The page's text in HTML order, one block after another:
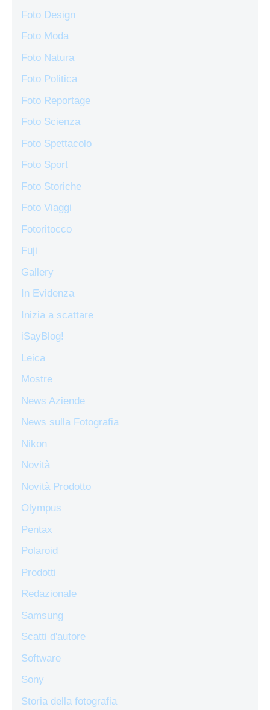
Foto Design
Foto Moda
Foto Natura
Foto Politica
Foto Reportage
Foto Scienza
Foto Spettacolo
Foto Sport
Foto Storiche
Foto Viaggi
Fotoritocco
Fuji
Gallery
In Evidenza
Inizia a scattare
iSayBlog!
Leica
Mostre
News Aziende
News sulla Fotografia
Nikon
Novità
Novità Prodotto
Olympus
Pentax
Polaroid
Prodotti
Redazionale
Samsung
Scatti d'autore
Software
Sony
Storia della fotografia